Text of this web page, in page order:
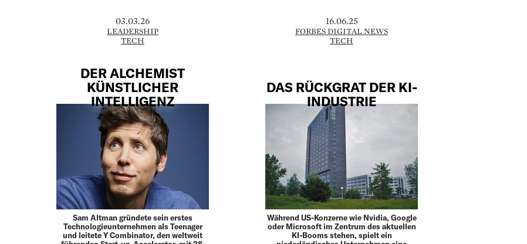
03.03.26
LEADERSHIP
TECH
DER ALCHEMIST
KÜNSTLICHER
INTELLIGENZ
Sam Altman gründete sein erstes
Technologieunternehmen als Teenager
und leitete Y Combinator, den weltweit
16.06.25
FORBES DIGITAL NEWS
TECH
DAS RÜCKGRAT DER KI-
INDUSTRIE
Während US-Konzerne wie Nvidia, Google
oder Microsoft im Zentrum des aktuellen
KI-Booms stehen, spielt ein